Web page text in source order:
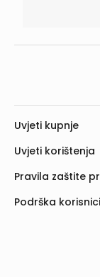
Uvjeti kupnje
Uvjeti korištenja
Pravila zaštite
Podrška